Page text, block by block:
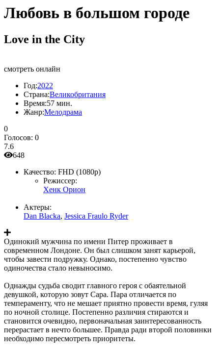
Любовь в большом городе
Love in the City
смотреть онлайн
Год:2022
Страна:Великобритания
Время:57 мин.
Жанр:Мелодрама
0
Голосов: 0
7.6
648
Качество: FHD (1080p)
Режиссер:
Хенк Орион
Актеры:
Dan Blacka, Jessica Fraulo Ryder
Одинокий мужчина по имени Питер проживает в
современном Лондоне. Он был слишком занят карьерой,
чтобы завести подружку. Однако, постепенно чувство
одиночества стало невыносимо.
Однажды судьба сводит главного героя с обаятельной
девушкой, которую зовут Сара. Пара отличается по
темпераменту, что не мешает приятно провести время, гуляя
по ночной столице. Постепенно различия стираются и
становится очевидно, первоначальная заинтересованность
перерастает в нечто большее. Правда ради второй половинки
необходимо пересмотреть приоритеты.